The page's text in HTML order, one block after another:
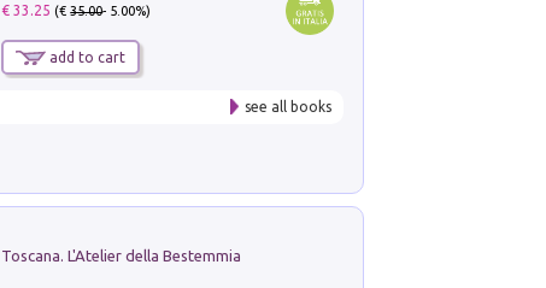
€ 33.25 (€35.00- 5.00%)
add to cart
see all books
Toscana. L'Atelier della Bestemmia